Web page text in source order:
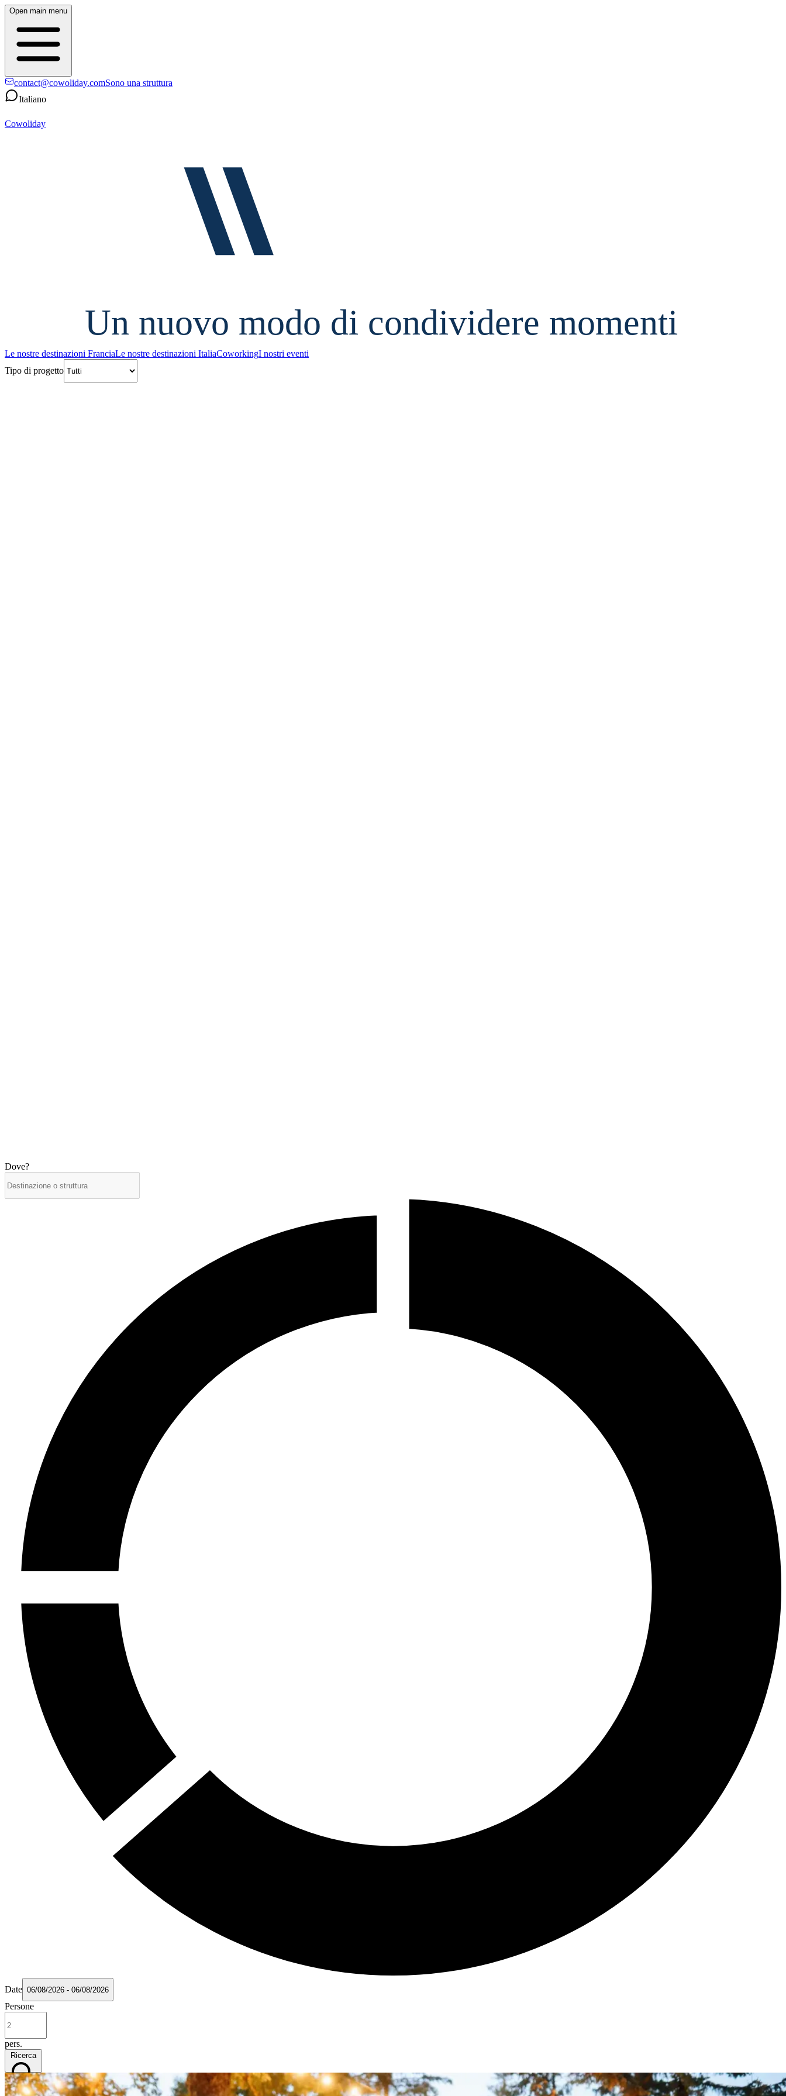
Open main menu
contact@cowoliday.comSono una struttura
Italiano
Cowoliday
Un nuovo modo di condividere momenti
Le nostre destinazioni FranciaLe nostre destinazioni ItaliaCoworkingI nostri eventi
Tipo di progetto
Dove?
Date 06/08/2026 - 06/08/2026
Persone
pers.
Ricerca